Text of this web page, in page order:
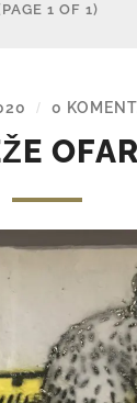
1 OF 1)
/ 0